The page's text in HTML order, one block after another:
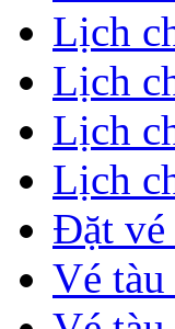
Lịch
Lịch
Lịch
Lịch
Đặt vé
Vé